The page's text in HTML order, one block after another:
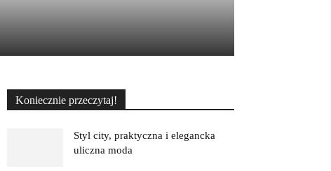
Koniecznie przeczytaj!
Styl city, praktyczna i elegancka
uliczna moda